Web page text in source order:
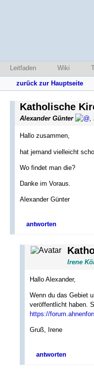
Leitfaden Wiki
zurück zur Hauptseite
Katholische
Alexander Günter ,
Hallo zusammen,
hat jemand vielleicht
Wo findet man die?
Danke im Voraus.
Alexander Günter
antworten
Irene
Hallo Alexander,
Wenn du das Gebiet
veröffentlicht haben.
https://
Gruß, Irene
antworten